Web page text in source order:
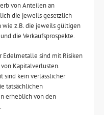
von Anteilen an
die jeweils gesetzlich
wie z.B. die jeweils gültigen
die Verkaufsprospekte.
Edelmetalle sind mit Risiken
Kapitalverlusten.
sind kein verlässlicher
tatsächlichen
erheblich von den